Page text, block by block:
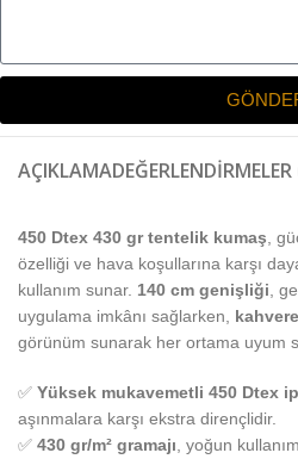
AÇIKLAMA
450 Dtex 430 gr tentelik kumaş ,
özelliği ve hava koşullarına karşı
kullanım sunar. 140 cm genişliği ,
uygulama imkânı sağlarken,
görünüm sunarak her ortama uyum
✅ Yüksek mukavemetli 450 Dtex
aşınmalara karşı ekstra dirençlidir.
✅ 430 gr/m² gramajı , yoğun